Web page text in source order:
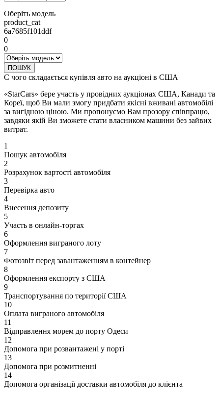
Оберіть модель
product_cat
6a7685f101ddf
0
0
ПОШУК
С чого складається купівля авто на аукціоні в США
«StarCars» бере участь у провідних аукціонах США, Канади та
Кореї, щоб Ви мали змогу придбати якісні вживані автомобілі
за вигідною ціною. Ми пропонуємо Вам прозору співпрацю,
завдяки якій Ви зможете стати власником машини без зайвих
витрат.
1
Пошук автомобіля
2
Розрахунок вартості автомобіля
3
Перевірка авто
4
Внесення депозиту
5
Участь в онлайн-торгах
6
Оформлення виграного лоту
7
Фотозвіт перед завантаженням в контейнер
8
Оформлення експорту з США
9
Транспортування по території США
10
Оплата виграного автомобіля
11
Відправлення морем до порту Одеси
12
Допомога при розвантажені у порті
13
Допомога при розмитненні
14
Допомога організації доставки автомобіля до клієнта